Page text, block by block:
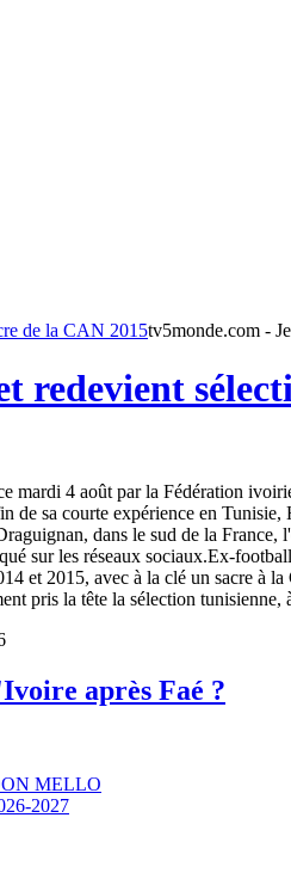
tv5monde.com -
mardi 4 août par la Fédération
sa courte expérience en
dans le sud de la France,
sur les réseaux sociaux.Ex-
et 2015, avec à la clé un sacre à
pris la tête la sélection tunisienne,
après Faé ?
MELLO
2027